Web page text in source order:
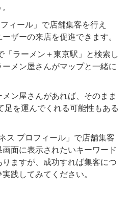
ィール」で店舗集客を行え
ザーの来店を促進できます。
「ラーメン＋東京駅」と検索し
メン屋さんがマップと一緒に
ン屋さんがあれば、そのまま
足を運んでくれる可能性もある
ス プロフィール」で店舗集客
面に表示されたいキーワード
ますが、成功すれば集客につ
践してみてください。